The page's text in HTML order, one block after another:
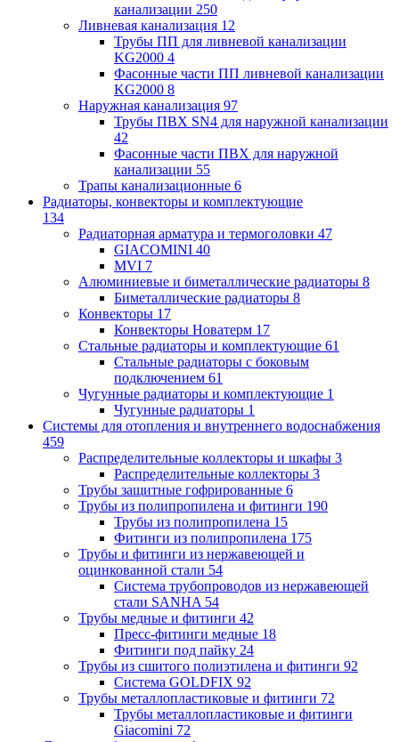
канализации 250
Ливневая канализация 12
Трубы ПП для ливневой канализации
KG2000 4
Фасонные части ПП ливневой канализации
KG2000 8
Наружная канализация 97
Трубы ПВХ SN4 для наружной канализации
42
Фасонные части ПВХ для наружной
канализации 55
Трапы канализационные 6
Радиаторы, конвекторы и комплектующие
134
Радиаторная арматура и термоголовки 47
GIACOMINI 40
MVI 7
Алюминиевые и биметаллические радиаторы 8
Биметаллические радиаторы 8
Конвекторы 17
Конвекторы Новатерм 17
Стальные радиаторы и комплектующие 61
Стальные радиаторы с боковым
подключением 61
Чугунные радиаторы и комплектующие 1
Чугунные радиаторы 1
Системы для отопления и внутреннего водоснабжения
459
Распределительные коллекторы и шкафы 3
Распределительные коллекторы 3
Трубы защитные гофрированные 6
Трубы из полипропилена и фитинги 190
Трубы из полипропилена 15
Фитинги из полипропилена 175
Трубы и фитинги из нержавеющей и
оцинкованной стали 54
Система трубопроводов из нержавеющей
стали SANHA 54
Трубы медные и фитинги 42
Пресс-фитинги медные 18
Фитинги под пайку 24
Трубы из сшитого полиэтилена и фитинги 92
Система GOLDFIX 92
Трубы металлопластиковые и фитинги 72
Трубы металлопластиковые и фитинги
Giacomini 72